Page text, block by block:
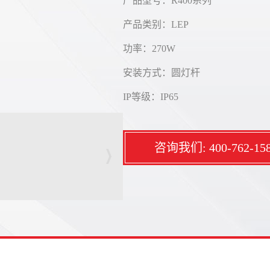
产品类别：LEP
功率：270W
安装方式：圆灯杆
IP等级：IP65
咨询我们: 400-762-